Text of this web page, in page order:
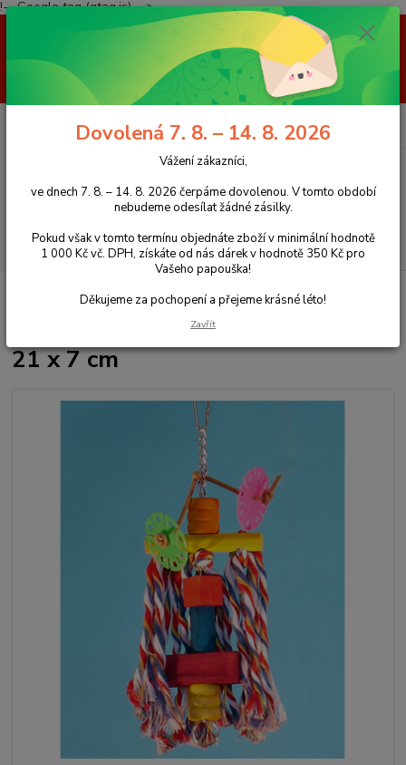
!-- Google tag (gtag.js) -->
Vážení zákazníci, ve dnech 7. 8. – 14. 8. 2026 čerpáme dovolenou. V
tomto období nebudeme odesílat žádné zásilky. Pokud však v tomto
termínu objednáte zboží v minimální hodnotě 1 000 Kč vč. DPH, získáte
od nás dárek v hodnotě 350 Kč pro Vašeho papouška! Děkujeme za
pochopení a přejeme krásné léto!
Menu
CZK
Hledat
(Po-Pá, 8-16 hod.)
Dřevěné kostky s kůžemi a disky,
21 x 7 cm
Dovolená 7. 8. – 14. 8. 2026
Vážení zákazníci,
ve dnech 7. 8. – 14. 8. 2026 čerpáme dovolenou. V tomto období
nebudeme odesílat žádné zásilky.
Pokud však v tomto termínu objednáte zboží v minimální hodnotě
1 000 Kč vč. DPH, získáte od nás dárek v hodnotě 350 Kč pro
Vašeho papouška!
Děkujeme za pochopení a přejeme krásné léto!
Zavřít